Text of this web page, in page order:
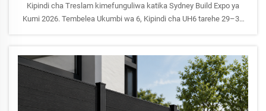
Kipindi cha Treslam kimefunguliwa katika Sydney Build Expo ya
Kumi 2026. Tembelea Ukumbi wa 6, Kipindi cha UH6 tarehe 29–30
kamili, usafirishaji wa mlango-kwa-mlango na msaada wa wauzaji.
Tunatafuta washirika wa usambazaji nchini Australia na eneo la